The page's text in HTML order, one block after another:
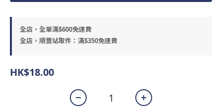
全店，全單滿$600免運費
全店，順豐站取件：滿$350免運費
HK$18.00